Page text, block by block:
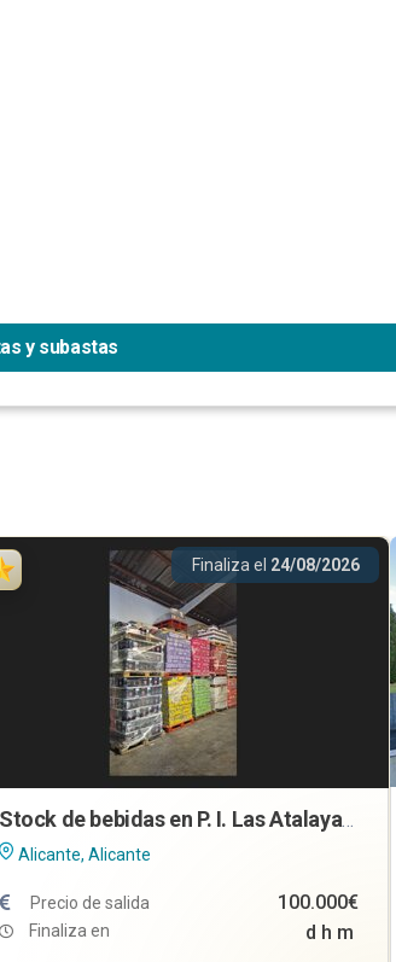
y subastas
Finaliza el 24/08/2026
Stock de bebidas en P. I. Las Atalayas, Alicante
Alicante, Alicante
Precio de salida 100.000€
Finaliza en d h m